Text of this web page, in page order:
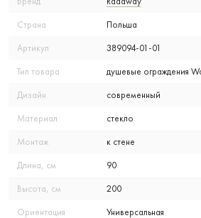
Страна Польша
Артикул 389094-01-01
Тип товара душевые ограждения
Дизайн современный
Материал стекло
Монтаж к стене
Длина, см 90
Высота, см 200
Ориентация Универсальная